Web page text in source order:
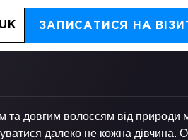
UK ЗАПИСАТИСЯ НА
та довгим волоссям від природи
далеко не кожна дівчина.